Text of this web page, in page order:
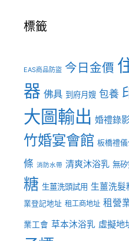
標籤
EAS商品防盜 今日金價
器 佛具 到府月嫂 包養
大圖輸出 婚禮錄
竹婚宴會館 板橋禮儀
條 消防水帶 清爽沐浴乳 無
糖 生薑洗頭試用 生薑洗髮
業登記地址 租工商地址 租營
業工會 草本沐浴乳 虛擬地